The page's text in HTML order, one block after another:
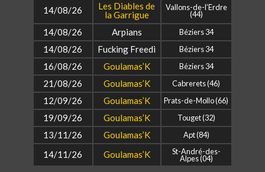
14/08/26
Les Diables de
la Garrigue
Vallons-de-l’Erdre
(44)
14/08/26 Arpians Béziers 34
14/08/26 Fucking Freedi Béziers 34
16/08/26 Goulamas’K Béziers 34
21/08/26 Goulamas’K Cabrerets (46)
12/09/26 Goulamas’K Prats-de-Mollo (66)
19/09/26 Goulamas’K Touget (32)
13/11/26 Goulamas’K Apt (84)
14/11/26 Goulamas’K St-André-des-
Alpes (04)